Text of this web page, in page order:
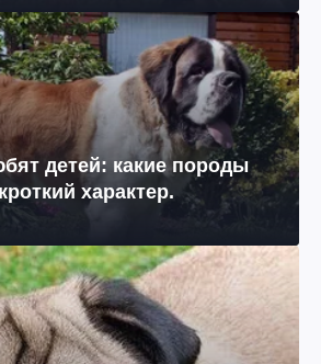
детей: какие породы
характер.